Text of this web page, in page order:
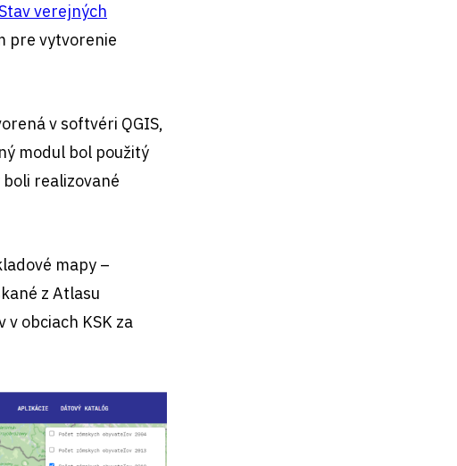
verejných
pre vytvorenie
v softvéri QGIS,
modul bol použitý
realizované
mapy –
z Atlasu
obciach KSK za